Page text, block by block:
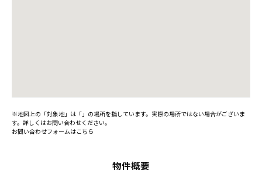
※地図上の「対象地」は「」の場所を指しています。実際の場所ではない場合がございま
す。詳しくはお問い合わせください。
お問い合わせフォームはこちら
物件概要